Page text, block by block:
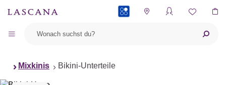
Mixkinis Bikini-Unterteile